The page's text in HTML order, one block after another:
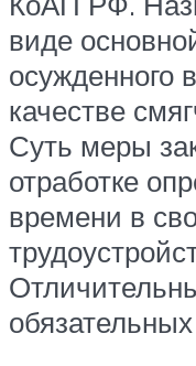
виде
осужденного
качестве
Суть меры
отработке
времени в